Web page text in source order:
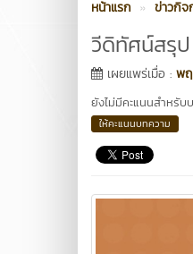
หน้าแรก ข่าวกิจ
วีดิทัศน์สรุ
เผยแพร่เมื่อ : พ
ยังไม่มีคะแนนสำหรับ
ให้คะแนนบทความ